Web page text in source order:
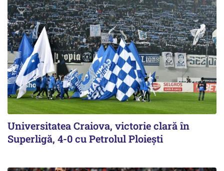
Universitatea Craiova, victorie clară în
Superligă, 4-0 cu Petrolul Ploieşti